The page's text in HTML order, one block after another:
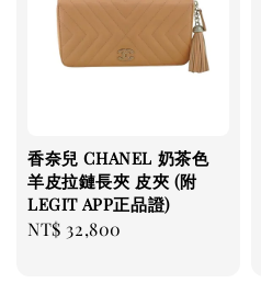
香奈兒 CHANEL 奶茶色
羊皮拉鏈長夾 皮夾 (附
LEGIT APP正品證)
Regular
NT$ 32,800